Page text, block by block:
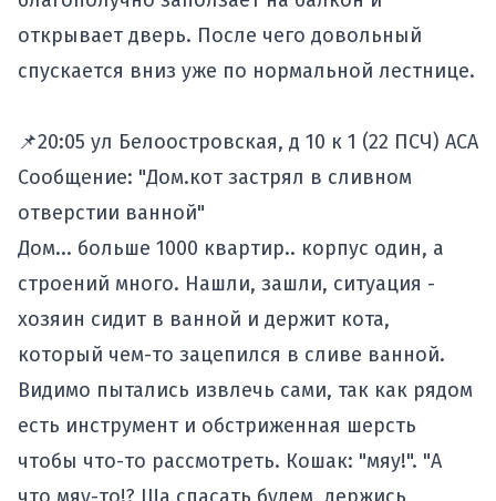
открывает дверь. После чего довольный
спускается вниз уже по нормальной лестнице.
📌20:05 ул Белоостровская, д 10 к 1 (22 ПСЧ) АСА
Сообщение: "Дом.кот застрял в сливном
отверстии ванной"
Дом... больше 1000 квартир.. корпус один, а
строений много. Нашли, зашли, ситуация -
хозяин сидит в ванной и держит кота,
который чем-то зацепился в сливе ванной.
Видимо пытались извлечь сами, так как рядом
есть инструмент и обстриженная шерсть
чтобы что-то рассмотреть. Кошак: "мяу!". "А